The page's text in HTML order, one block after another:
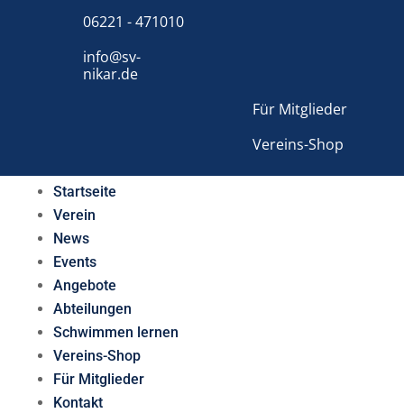
06221 - 471010
info@sv-
nikar.de
Für Mitglieder
Vereins-Shop
Startseite
Verein
News
Events
Angebote
Abteilungen
Schwimmen lernen
Vereins-Shop
Für Mitglieder
Kontakt